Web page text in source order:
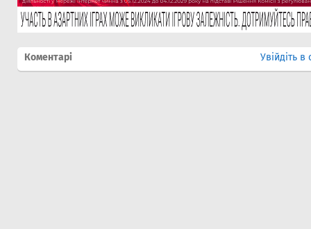
Коментарі Увійдіть в